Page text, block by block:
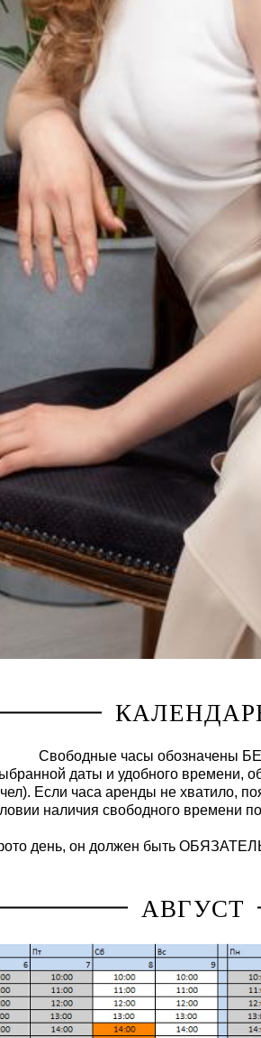
Свободные часы обозначены
даты и удобного времени,
Если часа аренды не хватило,
наличия свободного времени
день, он должен быть
АВГУСТ